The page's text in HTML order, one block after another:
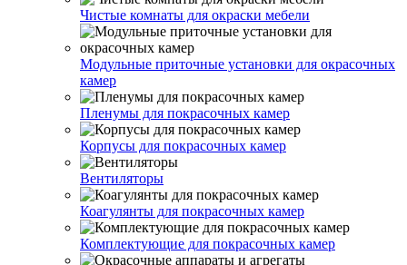
Чистые комнаты для окраски мебели
Модульные приточные установки для окрасочных
камер
Пленумы для покрасочных камер
Корпусы для покрасочных камер
Вентиляторы
Коагулянты для покрасочных камер
Комплектующие для покрасочных камер